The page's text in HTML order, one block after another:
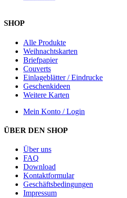
SHOP
Alle Produkte
Weihnachtskarten
Briefpapier
Couverts
Einlageblätter / Eindrucke
Geschenkideen
Weitere Karten
Mein Konto / Login
ÜBER DEN SHOP
Über uns
FAQ
Download
Kontaktformular
Geschäftsbedingungen
Impressum